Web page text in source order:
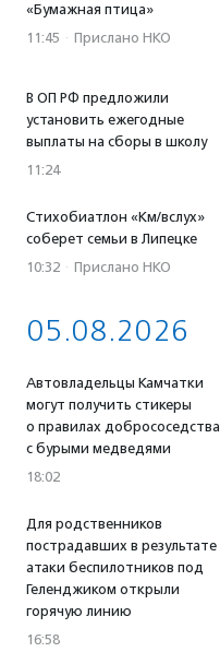
«Бумажная птица»
11:45 · Прислано НКО
В ОП РФ предложили
установить ежегодные
выплаты на сборы в школу
11:24
Стихобиатлон «Км/вслух»
соберет семьи в Липецке
10:32 · Прислано НКО
05.08.2026
Автовладельцы Камчатки
могут получить стикеры
о правилах добрососедства
с бурыми медведями
18:02
Для родственников
пострадавших в результате
атаки беспилотников под
Геленджиком открыли
горячую линию
16:58